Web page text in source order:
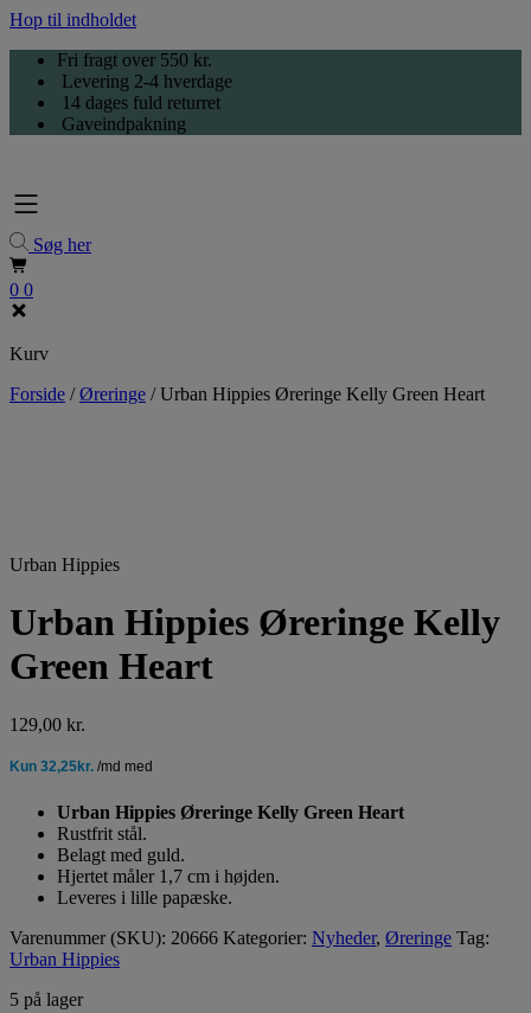
Hop til indholdet
Fri fragt over 550 kr.
Levering 2-4 hverdage
14 dages fuld returret
Gaveindpakning
Søg her
0 0
Kurv
Forside /Øreringe /Urban Hippies Øreringe Kelly Green Heart
Urban Hippies
Urban Hippies Øreringe Kelly
Green Heart
129,00 kr.
Urban Hippies Øreringe Kelly Green Heart
Rustfrit stål.
Belagt med guld.
Hjertet måler 1,7 cm i højden.
Leveres i lille papæske.
Varenummer (SKU): 20666 Kategorier: Nyheder, Øreringe Tag:
Urban Hippies
5 på lager